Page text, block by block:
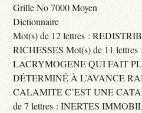
Grille No 7000 Moyen
Dictionnaire
Mot(s) de 12 lettres :
RICHESSES Mot(s) de 11
LACRYMOGENE QUI FAIT
DÉTERMINÉ À L’AVANCE
CALAMITE C’EST UNE
de 7 lettres : INERTES